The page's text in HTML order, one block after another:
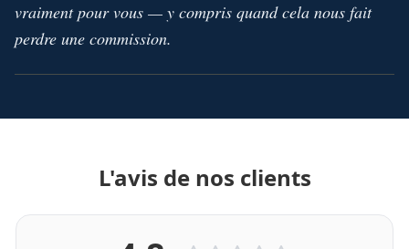
vraiment pour vous — y compris quand cela nous fait
perdre une commission.
L'avis de nos clients